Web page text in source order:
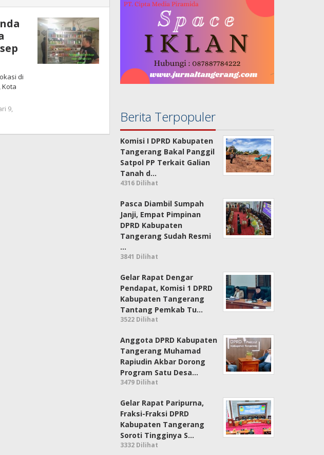
di
Kota
9,
Berita Terpopuler
Komisi I DPRD Kabupaten
Tangerang Bakal Panggil
Satpol PP Terkait Galian
Tanah d…
4316 Dilihat
Pasca Diambil Sumpah
Janji, Empat Pimpinan
DPRD Kabupaten
Tangerang Sudah Resmi
…
3841 Dilihat
Gelar Rapat Dengar
Pendapat, Komisi 1 DPRD
Kabupaten Tangerang
Tantang Pemkab Tu…
3522 Dilihat
Anggota DPRD Kabupaten
Tangerang Muhamad
Rapiudin Akbar Dorong
Program Satu Desa…
3479 Dilihat
Gelar Rapat Paripurna,
Fraksi-Fraksi DPRD
Kabupaten Tangerang
Soroti Tingginya S…
3332 Dilihat